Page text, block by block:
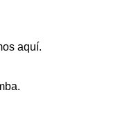
aquí.